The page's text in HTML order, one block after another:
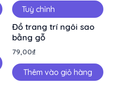
Tuỳ chỉnh
Đồ trang trí ngôi sao
bằng gỗ
79,00₫
Thêm vào giỏ hàng